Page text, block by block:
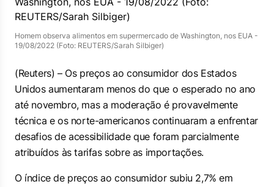
Homem observa alimentos em supermercado de Washington, nos EUA -
19/08/2022 (Foto: REUTERS/Sarah Silbiger)
(Reuters) – Os preços ao consumidor dos Estados
Unidos aumentaram menos do que o esperado no ano
até novembro, mas a moderação é provavelmente
técnica e os norte-americanos continuaram a enfrentar
desafios de acessibilidade que foram parcialmente
atribuídos às tarifas sobre as importações.
O índice de preços ao consumidor subiu 2,7% em